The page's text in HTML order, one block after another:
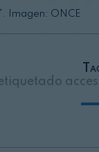
Imagen: ONCE